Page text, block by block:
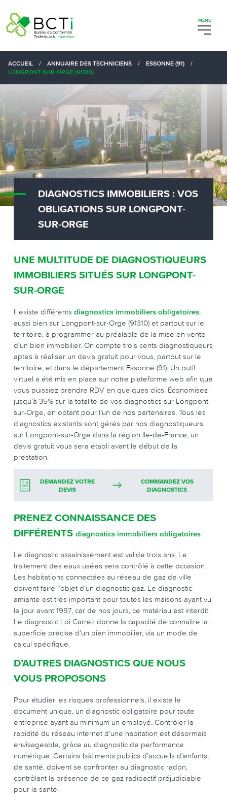
ACCUEIL / ANNUAIRE DES TECHNICIENS / ESSONNE (91)
/
LONGPONT-SUR-ORGE (91310)
DIAGNOSTICS IMMOBILIERS : VOS
OBLIGATIONS SUR LONGPONT-
SUR-ORGE
UNE MULTITUDE DE DIAGNOSTIQUEURS
IMMOBILIERS SITUÉS SUR LONGPONT-
SUR-ORGE
Il existe différents diagnostics immobiliers obligatoires,
aussi bien sur Longpont-sur-Orge (91310) et partout sur le
territoire, à programmer au préalable de la mise en vente
d’un bien immobilier. On compte trois cents diagnostiqueurs
aptes à réaliser un devis gratuit pour vous, partout sur le
territoire, et dans le département Essonne (91). Un outil
virtuel a été mis en place sur notre plateforme web afin que
vous puissiez prendre RDV en quelques clics. Économisez
jusqu’à 35% sur la totalité de vos diagnostics sur Longpont-
sur-Orge, en optant pour l’un de nos partenaires. Tous les
diagnostics existants sont gérés par nos diagnostiqueurs
sur Longpont-sur-Orge dans la région Ile-de-France, un
devis gratuit vous sera établi avant le début de la
prestation.
DEMANDEZ VOTRE
DEVIS
COMMANDEZ VOS
DIAGNOSTICS
PRENEZ CONNAISSANCE DES
DIFFÉRENTS diagnostics immobiliers obligatoires
Le diagnostic assainissement est valide trois ans. Le
traitement des eaux usées sera contrôlé à cette occasion.
Les habitations connectées au réseau de gaz de ville
doivent faire l’objet d’un diagnostic gaz. Le diagnostic
amiante est très important pour toutes les maisons ayant vu
le jour avant 1997, car de nos jours, ce matériau est interdit.
Le diagnostic Loi Carrez donne la capacité de connaître la
superficie précise d’un bien immobilier, via un mode de
calcul spécifique.
D’AUTRES DIAGNOSTICS QUE NOUS
VOUS PROPOSONS
Pour étudier les risques professionnels, il existe le
document unique, un diagnostic obligatoire pour toute
entreprise ayant au minimum un employé. Contrôler la
rapidité du réseau internet d’une habitation est désormais
envisageable, grâce au diagnostic de performance
numérique. Certains bâtiments publics d’accueils d’enfants,
de santé, doivent se confronter au diagnostic radon,
contrôlant la présence de ce gaz radioactif préjudiciable
pour la santé.